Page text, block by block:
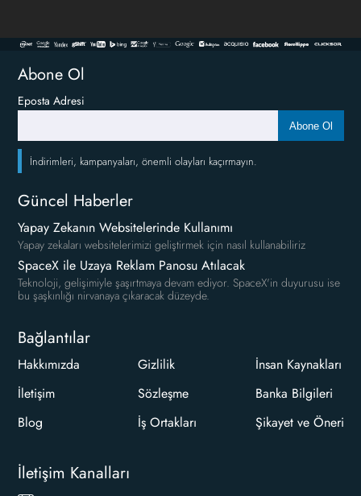
Abone Ol
Eposta Adresi
Abone Ol
İndirimleri, kampanyaları, önemli olayları kaçırmayın.
Güncel Haberler
Yapay Zekanın Websitelerinde Kullanımı
Yapay zekaları websitelerimizi geliştirmek için nasıl kullanabiliriz
SpaceX ile Uzaya Reklam Panosu Atılacak
Teknoloji, gelişimiyle şaşırtmaya devam ediyor. SpaceX'in duyurusu ise
bu şaşkınlığı nirvanaya çıkaracak düzeyde.
Bağlantılar
Hakkımızda
İletişim
Blog
Gizlilik
Sözleşme
İş Ortakları
İnsan Kaynakları
Banka Bilgileri
Şikayet ve Öneri
İletişim Kanalları